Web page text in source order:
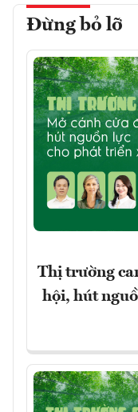
Đừng bỏ lỡ
Thị trường
hội, hút